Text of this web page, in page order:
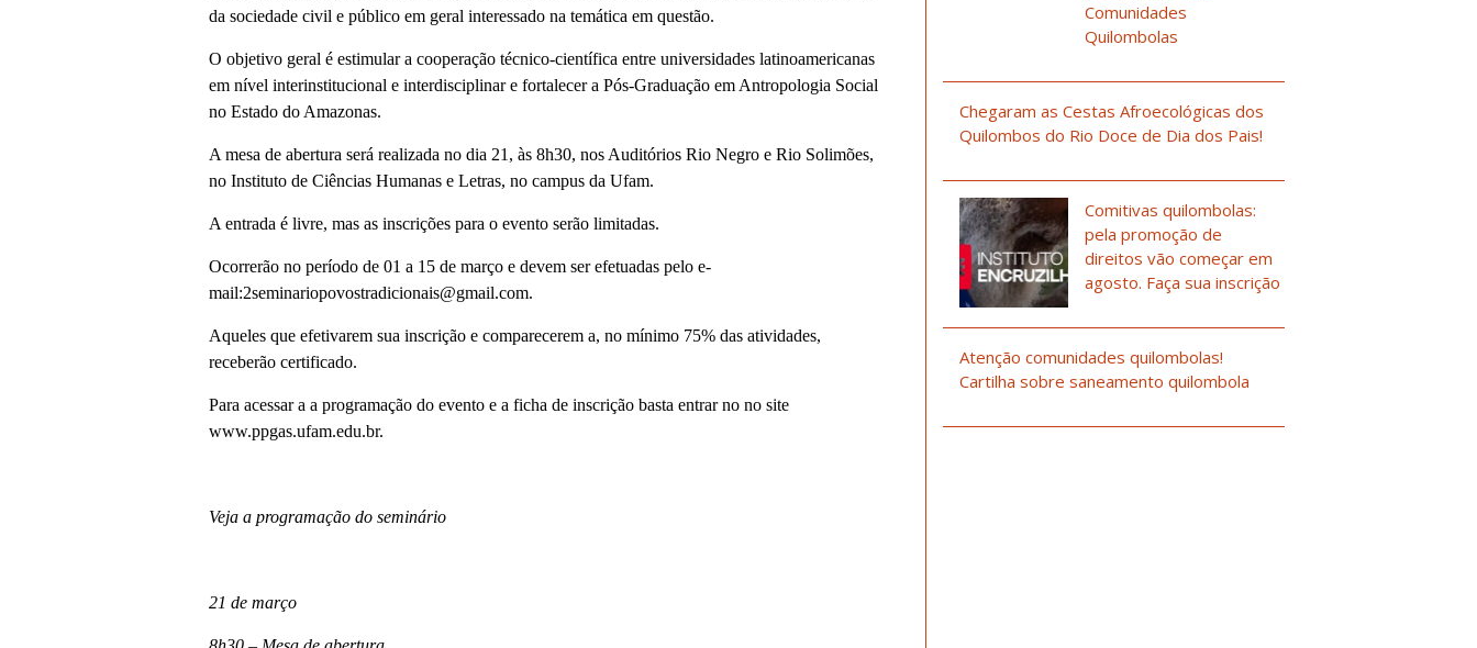
da sociedade civil e público em geral interessado na temática em questão.
O objetivo geral é estimular a cooperação técnico-científica entre universidades latinoamericanas
em nível interinstitucional e interdisciplinar e fortalecer a Pós-Graduação em Antropologia Social
no Estado do Amazonas.
A mesa de abertura será realizada no dia 21, às 8h30, nos Auditórios Rio Negro e Rio Solimões,
no Instituto de Ciências Humanas e Letras, no campus da Ufam.
A entrada é livre, mas as inscrições para o evento serão limitadas.
Ocorrerão no período de 01 a 15 de março e devem ser efetuadas pelo e-
mail:2seminariopovostradicionais@gmail.com.
Aqueles que efetivarem sua inscrição e comparecerem a, no mínimo 75% das atividades,
receberão certificado.
Para acessar a a programação do evento e a ficha de inscrição basta entrar no no site
www.ppgas.ufam.edu.br.
Veja a programação do seminário
21 de março
Comunidades
Quilombolas
Chegaram as Cestas Afroecológicas dos
Quilombos do Rio Doce de Dia dos Pais!
Comitivas quilombolas:
pela promoção de
direitos vão começar em
agosto. Faça sua inscrição
Atenção comunidades quilombolas!
Cartilha sobre saneamento quilombola